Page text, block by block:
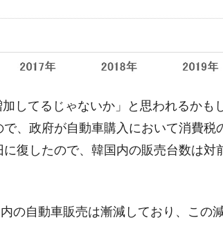
してるじゃないか」と思われるかも
、政府が自動車購入において消費税
復したので、韓国内の販売台数は対
の自動車販売は漸減しており、この